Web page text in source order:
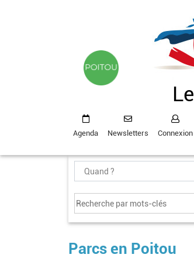
Agenda Newsletters Connexion
Parcs en Poitou